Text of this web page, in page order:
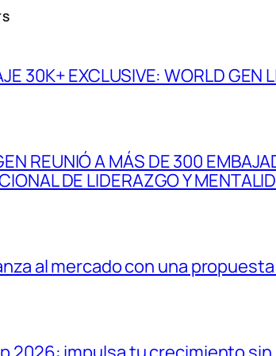
30K+ EXCLUSIVE: WORLD GEN
REUNIÓ A MÁS DE 300
DE LIDERAZGO Y
al mercado con una